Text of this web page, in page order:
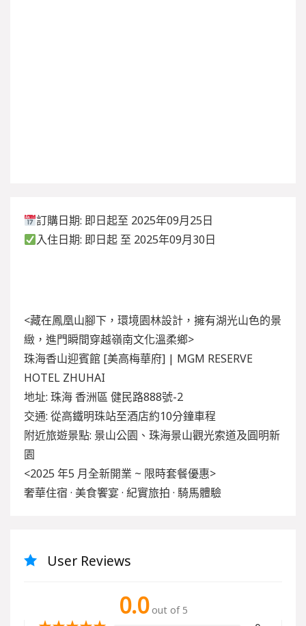
訂購日期: 即日起至 2025年09月25日
入住日期: 即日起 至 2025年09月30日
<藏在鳳凰山腳下，環境園林設計，擁有湖光山色的景
緻，進門瞬間穿越嶺南文化溫柔鄉>
珠海香山迎賓館 [美高梅華府] | MGM RESERVE
HOTEL ZHUHAI
地址: 珠海 香洲區 健民路888號-2
交通: 從高鐵明珠站至酒店約10分鐘車程
附近旅遊景點: 景山公園、珠海景山觀光索道及圓明新
園
<2025 年5 月全新開業 ~ 限時套餐優惠>
奢華住宿 · 美食饗宴 · 紀實旅拍 · 騎馬體驗
User Reviews
0.0 out of 5